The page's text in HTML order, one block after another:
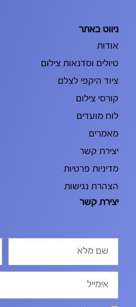
ניווט באתר
אודות
טיולים וסדנאות צילום
ציוד היקפי לצלם
קורסי צילום
לוח מועדים
מאמרים
יצירת קשר
מדיניות פרטיות
הצהרת נגישות
יצירת קשר